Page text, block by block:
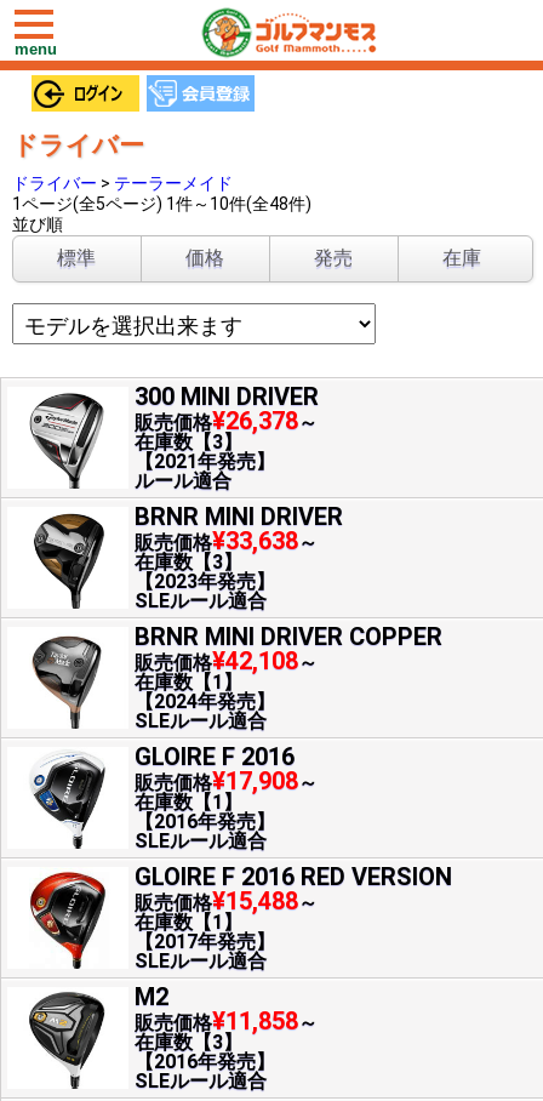
toggle
navigation
menu
ドライバー
ドライバー > テーラーメイド
1ページ(全5ページ) 1件～10件(全48件)
並び順
標準 価格 発売 在庫
300 MINI DRIVER
販売価格¥26,378～
在庫数【3】
【2021年発売】
ルール適合
BRNR MINI DRIVER
販売価格¥33,638～
在庫数【3】
【2023年発売】
SLEルール適合
BRNR MINI DRIVER COPPER
販売価格¥42,108～
在庫数【1】
【2024年発売】
SLEルール適合
GLOIRE F 2016
販売価格¥17,908～
在庫数【1】
【2016年発売】
SLEルール適合
GLOIRE F 2016 RED VERSION
販売価格¥15,488～
在庫数【1】
【2017年発売】
SLEルール適合
M2
販売価格¥11,858～
在庫数【3】
【2016年発売】
SLEルール適合